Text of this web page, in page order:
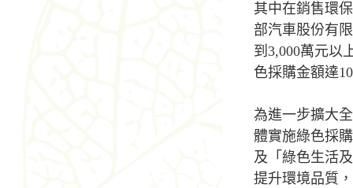
其中在銷售環
部汽車股份有
到3,000萬元以
色採購金額達
為進一步擴大
體實施綠色採
及「綠色生活
提升環境品質